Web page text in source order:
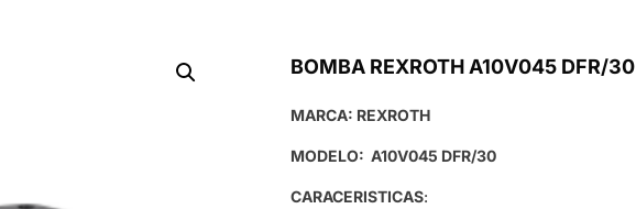
BOMBA REXROTH A10V045 DFR/30
MARCA: REXROTH
MODELO: A10V045 DFR/30
CARACERISTICAS: